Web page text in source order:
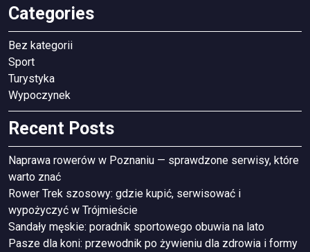
Categories
Bez kategorii
Sport
Turystyka
Wypoczynek
Recent Posts
Naprawa rowerów w Poznaniu — sprawdzone serwisy, które
warto znać
Rower Trek szosowy: gdzie kupić, serwisować i
wypożyczyć w Trójmieście
Sandały męskie: poradnik sportowego obuwia na lato
Pasze dla koni: przewodnik po żywieniu dla zdrowia i formy